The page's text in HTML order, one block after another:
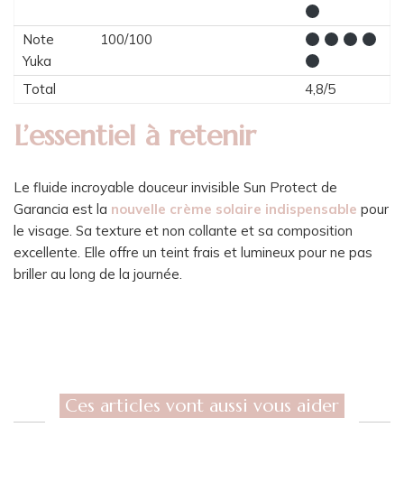
Note
Yuka
100/100
Total 4,8/5
L’essentiel à retenir
Le fluide incroyable douceur invisible Sun Protect de
Garancia est la nouvelle crème solaire indispensable pour
le visage. Sa texture et non collante et sa composition
excellente. Elle offre un teint frais et lumineux pour ne pas
briller au long de la journée.
Ces articles vont aussi vous aider